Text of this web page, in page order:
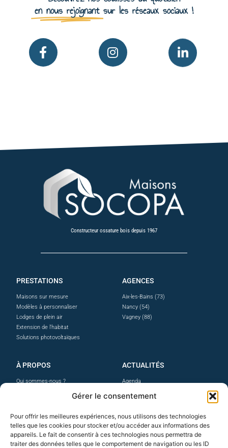
Gérer le consentement
Pour offrir les meilleures expériences, nous utilisons des technologies
telles que les cookies pour stocker et/ou accéder aux informations des
appareils. Le fait de consentir à ces technologies nous permettra de
traiter des données telles que le comportement de navigation ou les ID
en nous rejoignant sur les réseaux sociaux !
Constructeur ossature bois depuis 1967
PRESTATIONS
Maisons sur mesure
Modèles à personnaliser
Lodges de plein air
Extension de l'habitat
Solutions photovoltaïques
AGENCES
Aix-les-Bains (73)
Nancy (54)
Vagney (88)
À PROPOS
Qui sommes-nous ?
Carrières
ACTUALITÉS
Agenda
Instagram